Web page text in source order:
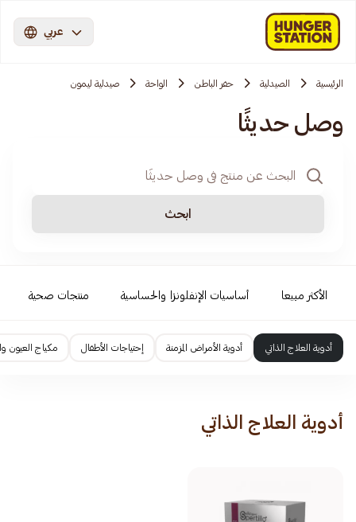
عربي
الرئيسية الصيدلية حفر الباطن الواحة صيدلية ليمون
وصل حديثًا
ابحث
الأكثر مبيعا أساسيات الإنفلونزا والحساسية منتجات صحية
أدوية العلاج الذاتي أدوية الأمراض المزمنة إحتياجات الأطفال مكياج العيون
أدوية العلاج الذاتي